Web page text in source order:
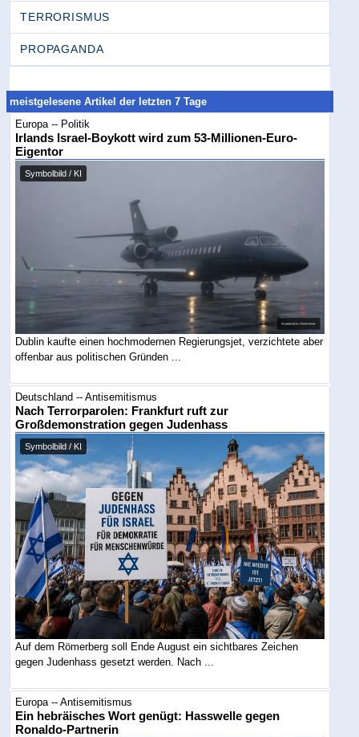
TERRORISMUS
PROPAGANDA
meistgelesene Artikel der letzten 7 Tage
Europa -- Politik
Irlands Israel-Boykott wird zum 53-Millionen-Euro-
Eigentor
Symbolbild / KI
Dublin kaufte einen hochmodernen Regierungsjet, verzichtete aber
offenbar aus politischen Gründen ...
Deutschland -- Antisemitismus
Nach Terrorparolen: Frankfurt ruft zur
Großdemonstration gegen Judenhass
Symbolbild / KI
Auf dem Römerberg soll Ende August ein sichtbares Zeichen
gegen Judenhass gesetzt werden. Nach ...
Europa -- Antisemitismus
Ein hebräisches Wort genügt: Hasswelle gegen
Ronaldo-Partnerin